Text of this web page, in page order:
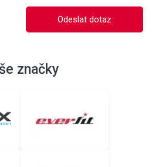
Odeslat dotaz
značky